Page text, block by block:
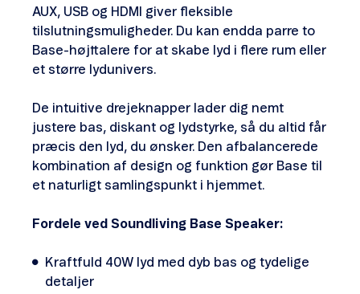
AUX, USB og HDMI giver fleksible
tilslutningsmuligheder. Du kan endda parre to
Base-højttalere for at skabe lyd i flere rum eller
et større lydunivers.
De intuitive drejeknapper lader dig nemt
justere bas, diskant og lydstyrke, så du altid får
præcis den lyd, du ønsker. Den afbalancerede
kombination af design og funktion gør Base til
et naturligt samlingspunkt i hjemmet.
Fordele ved Soundliving Base Speaker:
Kraftfuld 40W lyd med dyb bas og tydelige
detaljer